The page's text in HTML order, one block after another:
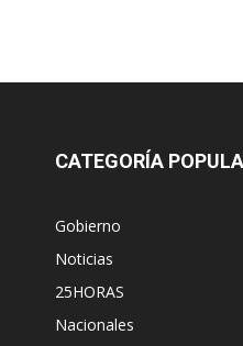
CATEGORÍA
Gobierno
Noticias
25HORAS
Nacionales